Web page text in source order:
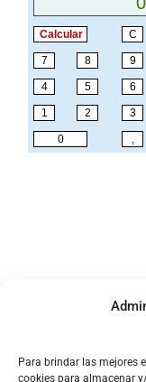
Para brindar las mejores
cookies para almacenar